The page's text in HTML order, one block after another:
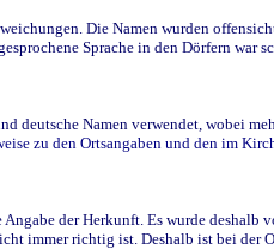
Die Namen wurden
Sprache in den Dörfern
deutsche Namen verwendet, wobei
zu den Ortsangaben und den im
der Herkunft. Es wurde
immer richtig ist. Deshalb ist bei der